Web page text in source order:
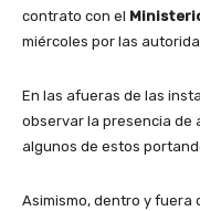
contrato con el
miércoles por las
En las afueras de las
observar la presencia de
algunos de estos
Asimismo, dentro y fuera